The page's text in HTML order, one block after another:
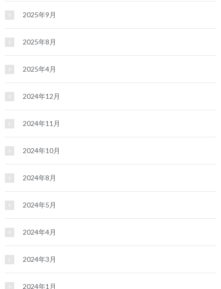
2025年9月
2025年8月
2025年4月
2024年12月
2024年11月
2024年10月
2024年8月
2024年5月
2024年4月
2024年3月
2024年1月